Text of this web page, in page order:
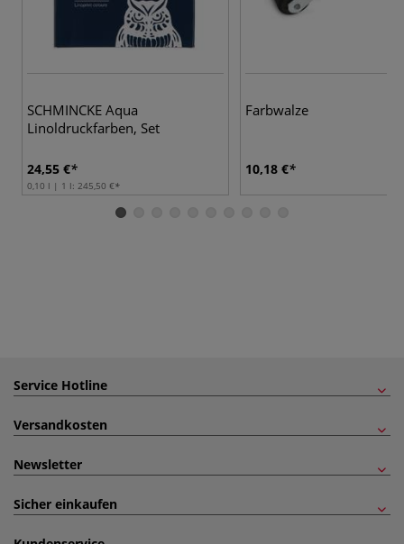
SCHMINCKE Aqua
Linoldruckfarben, Set
24,55 €
0,10 l | 1 l: 245,50 €
Farbwalze
10,18 €
Service Hotline
Versandkosten
Newsletter
Sicher einkaufen